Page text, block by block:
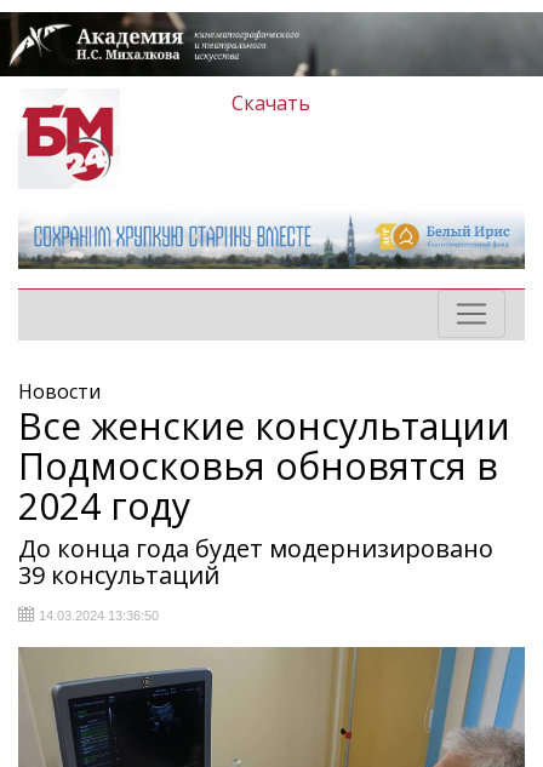
Скачать
Новости
Все женские консультации
Подмосковья обновятся в
2024 году
До конца года будет модернизировано
39 консультаций
14.03.2024 13:36:50